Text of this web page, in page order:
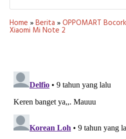
Home »Berita »OPPOMART
Xiaomi Mi Note 2